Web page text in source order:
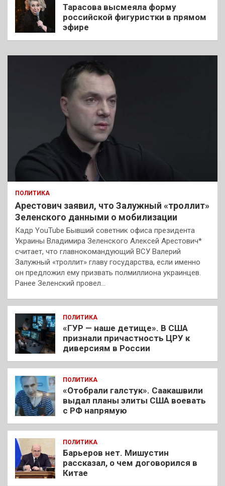
Тарасова высмеяла форму
российской фигуристки в прямом
эфире
ПОЛИТИКА
Арестович заявил, что Залужный «троллит»
Зеленского данными о мобилизации
Кадр YouTube Бывший советник офиса президента
Украины Владимира Зеленского Алексей Арестович*
считает, что главнокомандующий ВСУ Валерий
Залужный «троллит» главу государства, если именно
он предложил ему призвать полмиллиона украинцев.
Ранее Зеленский провел…
ПОЛИТИКА
«ГУР — наше детище». В США
признали причастность ЦРУ к
диверсиям в России
ПОЛИТИКА
«Отобрали галстук». Саакашвили
выдал планы элиты США воевать
с РФ напрямую
ПОЛИТИКА
Барьеров нет. Мишустин
рассказал, о чем договорился в
Китае